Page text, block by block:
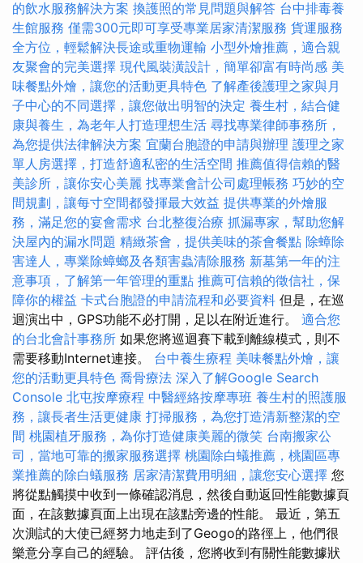
的飲水服務解決方案 換護照的常見問題與解答 台中排毒養
生館服務 僅需300元即可享受專業居家清潔服務 貨運服務
全方位，輕鬆解決長途或重物運輸 小型外燴推薦，適合親
友聚會的完美選擇 現代風裝潢設計，簡單卻富有時尚感 美
味餐點外燴，讓您的活動更具特色 了解產後護理之家與月
子中心的不同選擇，讓您做出明智的決定 養生村，結合健
康與養生，為老年人打造理想生活 尋找專業律師事務所，
為您提供法律解決方案 宜蘭台胞證的申請與辦理 護理之家
單人房選擇，打造舒適私密的生活空間 推薦值得信賴的醫
美診所，讓你安心美麗 找專業會計公司處理帳務 巧妙的空
間規劃，讓每寸空間都發揮最大效益 提供專業的外燴服
務，滿足您的宴會需求 台北整復治療 抓漏專家，幫助您解
決屋內的漏水問題 精緻茶會，提供美味的茶會餐點 除蟑除
害達人，專業除蟑螂及各類害蟲清除服務 新墓第一年的注
意事項，了解第一年管理的重點 推薦可信賴的徵信社，保
障你的權益 卡式台胞證的申請流程和必要資料 但是，在巡
迴演出中，GPS功能不必打開，足以在附近進行。 適合您
的台北會計事務所 如果您將巡迴賽下載到離線模式，則不
需要移動Internet連接。 台中養生療程 美味餐點外燴，讓
您的活動更具特色 喬骨療法 深入了解Google Search
Console 北屯按摩療程 中醫經絡按摩專班 養生村的照護服
務，讓長者生活更健康 打掃服務，為您打造清新整潔的空
間 桃園植牙服務，為你打造健康美麗的微笑 台南搬家公
司，當地可靠的搬家服務選擇 桃園除白蟻推薦，桃園區專
業推薦的除白蟻服務 居家清潔費用明細，讓您安心選擇 您
將從點觸摸中收到一條確認消息，然後自動返回性能數據頁
面，在該數據頁面上出現在該點旁邊的性能。 最近，第五
次測試的大使已經努力地走到了Geogo的路徑上，他們很
樂意分享自己的經驗。 評估後，您將收到有關性能數據狀